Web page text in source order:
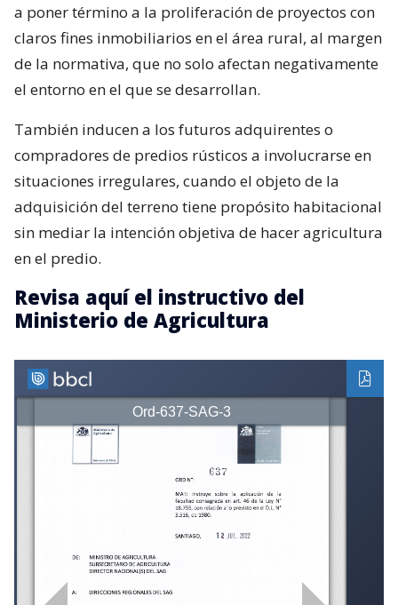
a poner término a la proliferación de proyectos con
claros fines inmobiliarios en el área rural, al margen
de la normativa, que no solo afectan negativamente
el entorno en el que se desarrollan.
También inducen a los futuros adquirentes o
compradores de predios rústicos a involucrarse en
situaciones irregulares, cuando el objeto de la
adquisición del terreno tiene propósito habitacional
sin mediar la intención objetiva de hacer agricultura
en el predio.
Revisa aquí el instructivo del
Ministerio de Agricultura